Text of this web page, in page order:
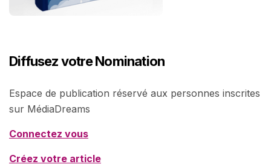
Diffusez votre Nomination
Espace de publication réservé aux personnes inscrites
sur MédiaDreams
Connectez vous
Créez votre article